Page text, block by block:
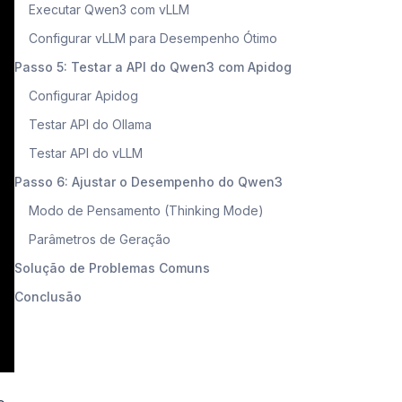
Executar Qwen3 com vLLM
Configurar vLLM para Desempenho Ótimo
Passo 5: Testar a API do Qwen3 com Apidog
Configurar Apidog
Testar API do Ollama
Testar API do vLLM
Passo 6: Ajustar o Desempenho do Qwen3
Modo de Pensamento (Thinking Mode)
Parâmetros de Geração
Solução de Problemas Comuns
Conclusão